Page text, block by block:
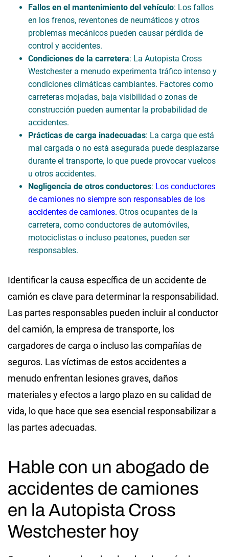
Fallos en el mantenimiento del vehículo: Los fallos
en los frenos, reventones de neumáticos y otros
problemas mecánicos pueden causar pérdida de
control y accidentes.
Condiciones de la carretera: La Autopista Cross
Westchester a menudo experimenta tráfico intenso y
condiciones climáticas cambiantes. Factores como
carreteras mojadas, baja visibilidad o zonas de
construcción pueden aumentar la probabilidad de
accidentes.
Prácticas de carga inadecuadas: La carga que está
mal cargada o no está asegurada puede desplazarse
durante el transporte, lo que puede provocar vuelcos
u otros accidentes.
Negligencia de otros conductores: Los conductores
de camiones no siempre son responsables de los
accidentes de camiones. Otros ocupantes de la
carretera, como conductores de automóviles,
motociclistas o incluso peatones, pueden ser
responsables.
Identificar la causa específica de un accidente de
camión es clave para determinar la responsabilidad.
Las partes responsables pueden incluir al conductor
del camión, la empresa de transporte, los
cargadores de carga o incluso las compañías de
seguros. Las víctimas de estos accidentes a
menudo enfrentan lesiones graves, daños
materiales y efectos a largo plazo en su calidad de
vida, lo que hace que sea esencial responsabilizar a
las partes adecuadas.
Hable con un abogado de
accidentes de camiones
en la Autopista Cross
Westchester hoy